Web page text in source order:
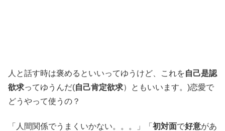
人と話す時は褒めるといいってゆうけど、これを自己是認
欲求ってゆうんだ(自己肯定欲求）ともいいます。)恋愛で
どうやって使うの？
「人間関係でうまくいかない。。。」「 初対面で好意があ